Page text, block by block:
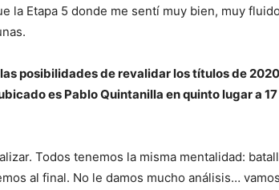
la Etapa 5 donde me sentí muy bien, muy
posibilidades de revalidar los títulos de
es Pablo Quintanilla en quinto lugar a
Todos tenemos la misma mentalidad:
al final. No le damos mucho análisis…